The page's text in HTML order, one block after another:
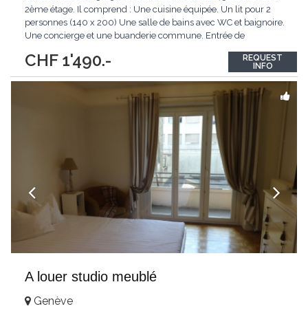
CHF 1'490.-
2ème étage. Il comprend : Une cuisine équipée. Un lit pour 2
personnes (140 x 200) Une salle de bains avec WC et baignoire.
Une concierge et une buanderie commune. Entrée de
Cornavin et des Nations Unies. Loyer 1'490 chf / mois. Charges
(eau, électricité,...
REQUEST
INFO
A louer studio meublé
Genève